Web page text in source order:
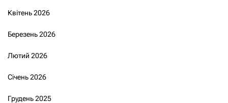
Квітень 2026
Березень 2026
Лютий 2026
Січень 2026
Грудень 2025